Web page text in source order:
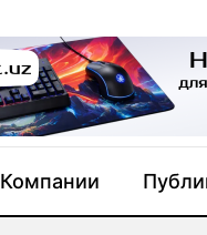
Компании